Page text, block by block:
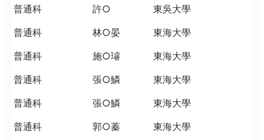
普通科
許○
東吳大學
普通科
林○晏
東海大學
普通科
施○璿
東海大學
普通科
張○鱗
東海大學
普通科
張○鱗
東海大學
普通科
郭○蓁
東海大學